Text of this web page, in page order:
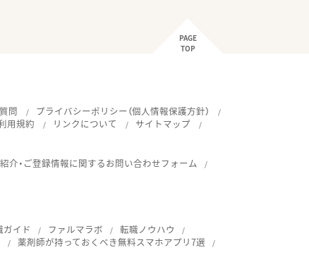
PAGE
TOP
問
プライバシーポリシー（個人情報保護方針）
用規約 リンクについて
サイトマップ
介・ご登録情報に関するお問い合わせフォーム
ガイド ファルマラボ
転職ノウハウ
薬剤師が持っておくべき無料スマホアプリ7選